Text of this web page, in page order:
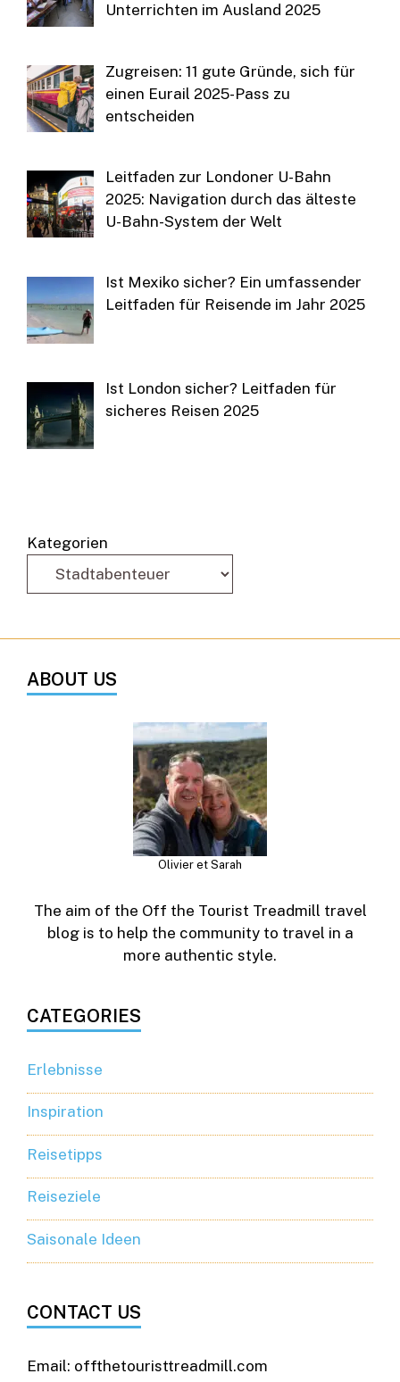
Unterrichten im Ausland 2025
Zugreisen: 11 gute Gründe, sich für
einen Eurail 2025-Pass zu
entscheiden
Leitfaden zur Londoner U-Bahn
2025: Navigation durch das älteste
U-Bahn-System der Welt
Ist Mexiko sicher? Ein umfassender
Leitfaden für Reisende im Jahr 2025
Ist London sicher? Leitfaden für
sicheres Reisen 2025
Kategorien
ABOUT US
Olivier et Sarah
The aim of the Off the Tourist Treadmill travel
blog is to help the community to travel in a
more authentic style.
CATEGORIES
Erlebnisse
Inspiration
Reisetipps
Reiseziele
Saisonale Ideen
CONTACT US
Email: offthetouristtreadmill.com